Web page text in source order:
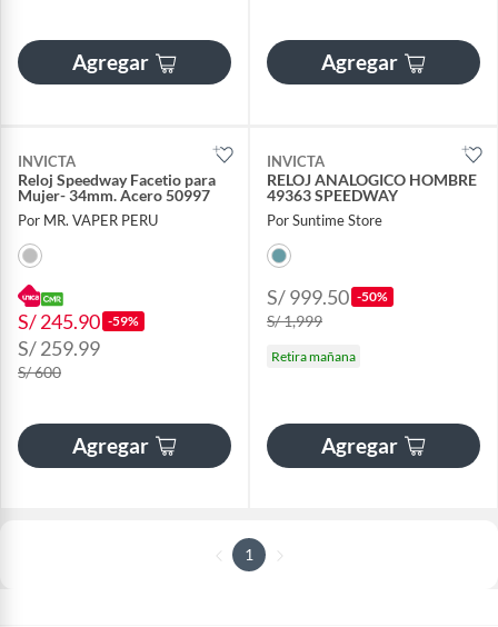
Agregar Agregar
INVICTA
Reloj Speedway Facetio para
Mujer- 34mm. Acero 50997
Por MR. VAPER PERU
S/ 245.90 -59%
S/ 259.99
S/ 600
Agregar
INVICTA
RELOJ ANALOGICO HOMBRE
49363 SPEEDWAY
Por Suntime Store
S/ 999.50 -50%
S/ 1,999
Retira mañana
Agregar
1